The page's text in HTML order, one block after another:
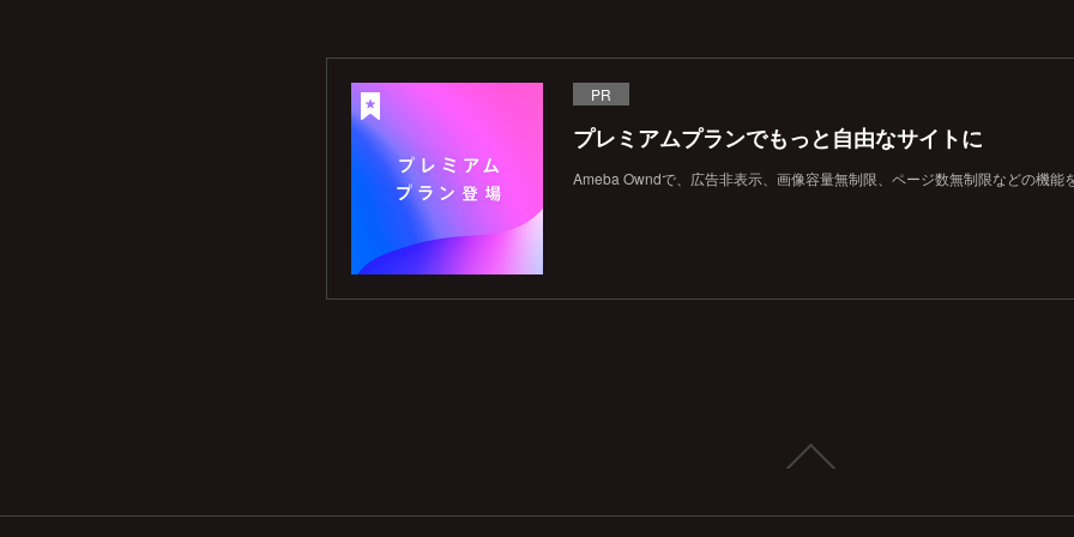
PR
プレミアムプランでもっと自由なサイトに
Ameba Owndで、広告非表示、画像容量無制限、ページ数無制限などの機能